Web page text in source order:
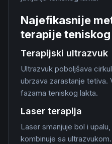
Najefikasnije
terapije
Terapijski ultrazvuk
Ultrazvuk poboljšava
ubrzava zarastanje tetiva.
fazama teniskog lakta.
Laser terapija
Laser smanjuje bol i
kombinuje sa